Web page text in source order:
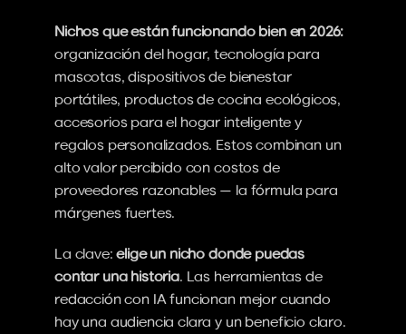
Nichos que están funcionando bien en 2026:
organización del hogar, tecnología para
mascotas, dispositivos de bienestar
portátiles, productos de cocina ecológicos,
accesorios para el hogar inteligente y
regalos personalizados. Estos combinan un
alto valor percibido con costos de
proveedores razonables — la fórmula para
márgenes fuertes.
La clave: elige un nicho donde puedas
contar una historia. Las herramientas de
redacción con IA funcionan mejor cuando
hay una audiencia clara y un beneficio claro.